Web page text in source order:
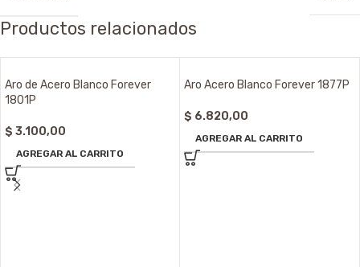
Productos relacionados
Aro de Acero Blanco Forever
1801P
$ 3.100,00
AGREGAR AL CARRITO
Aro Acero Blanco Forever 1877P
$ 6.820,00
AGREGAR AL CARRITO